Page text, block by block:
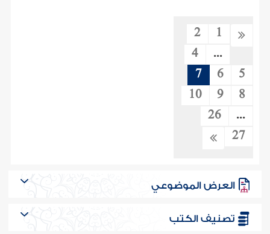
1
2
...
4
5
6
7
8
9
10
...
26
27
العرض الموضوعي
تصنيف الكتب